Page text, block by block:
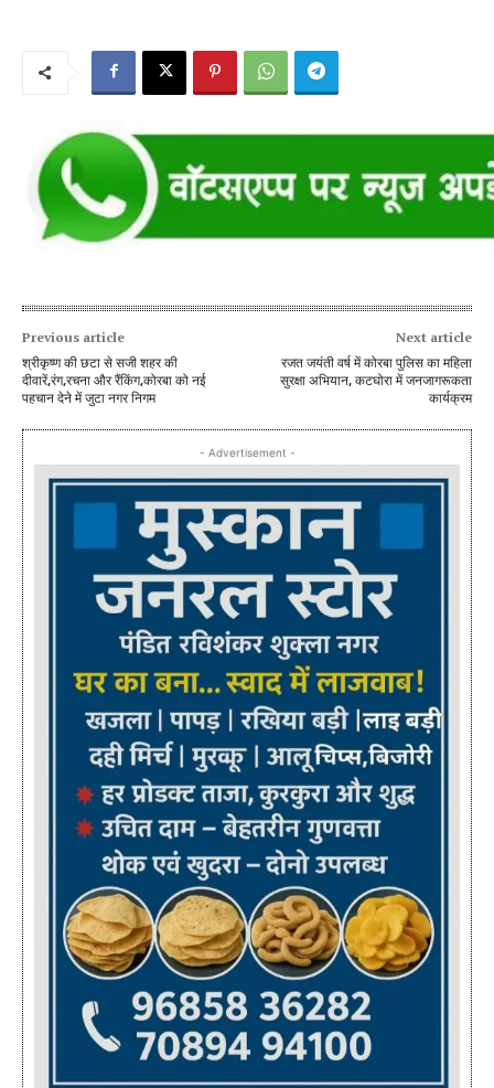
Previous article
श्रीकृष्ण की छटा से सजी शहर की
दीवारें,रंग,रचना और रैंकिंग,कोरबा को नई
पहचान देने में जुटा नगर निगम
Next article
रजत जयंती वर्ष में कोरबा पुलिस का महिला
सुरक्षा अभियान, कटघोरा में जनजागरूकता
कार्यक्रम
- Advertisement -